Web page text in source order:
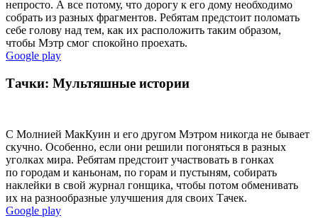
непросто. А все потому, что дорогу к его дому необходимо
собрать из разных фрагментов. Ребятам предстоит поломать
себе голову над тем, как их расположить таким образом,
чтобы Мэтр смог спокойно проехать.
Google play
Тачки: Мультяшные истории
С Молнией МакКуин и его другом Мэтром никогда не бывает
скучно. Особенно, если они решили погоняться в разных
уголках мира. Ребятам предстоит участвовать в гонках
по городам и каньонам, по горам и пустыням, собирать
наклейки в свой журнал гонщика, чтобы потом обменивать
их на разнообразные улучшения для своих Тачек.
Google play